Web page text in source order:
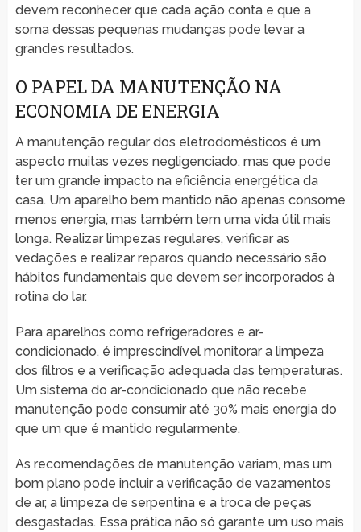
devem reconhecer que cada ação conta e que a
soma dessas pequenas mudanças pode levar a
grandes resultados.
O PAPEL DA MANUTENÇÃO NA
ECONOMIA DE ENERGIA
A manutenção regular dos eletrodomésticos é um
aspecto muitas vezes negligenciado, mas que pode
ter um grande impacto na eficiência energética da
casa. Um aparelho bem mantido não apenas consome
menos energia, mas também tem uma vida útil mais
longa. Realizar limpezas regulares, verificar as
vedações e realizar reparos quando necessário são
hábitos fundamentais que devem ser incorporados à
rotina do lar.
Para aparelhos como refrigeradores e ar-
condicionado, é imprescindível monitorar a limpeza
dos filtros e a verificação adequada das temperaturas.
Um sistema do ar-condicionado que não recebe
manutenção pode consumir até 30% mais energia do
que um que é mantido regularmente.
As recomendações de manutenção variam, mas um
bom plano pode incluir a verificação de vazamentos
de ar, a limpeza de serpentina e a troca de peças
desgastadas. Essa prática não só garante um uso mais